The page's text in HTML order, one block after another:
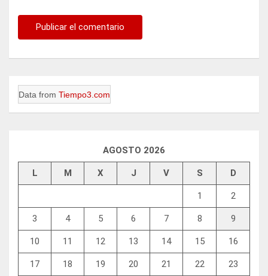
Data from Tiempo3.com
AGOSTO 2026
L M X J V S D
1 2
3 4 5 6 7 8 9
10 11 12 13 14 15 16
17 18 19 20 21 22 23